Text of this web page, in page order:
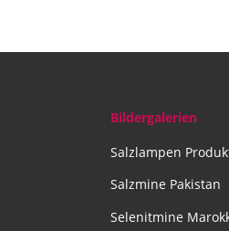
Bildergalerien
Salzlampen
Salzmine Pakistan
Selenitmine